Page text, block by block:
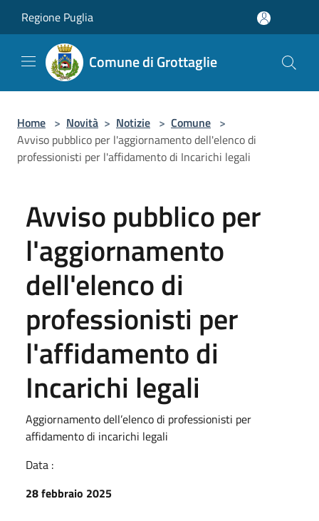
Regione Puglia
Comune di Grottaglie
Home > Novità > Notizie > Comune >
Avviso pubblico per l'aggiornamento dell'elenco di
professionisti per l'affidamento di Incarichi legali
Avviso pubblico per
l'aggiornamento
dell'elenco di
professionisti per
l'affidamento di
Incarichi legali
Aggiornamento dell’elenco di professionisti per
affidamento di incarichi legali
Data :
28 febbraio 2025